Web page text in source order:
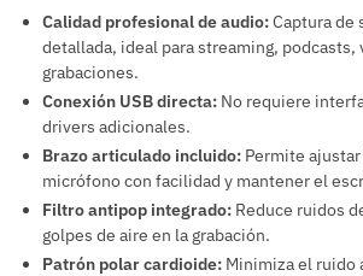
Calidad profesional de audio:Captura de
detallada, ideal para streaming, podcasts,
grabaciones.
Conexión USB directa: No requiere
drivers adicionales.
Brazo articulado incluido: Permite
micrófono con facilidad y mantener el
Filtro antipop integrado: Reduce ruidos
golpes de aire en la grabación.
Patrón polar cardioide: Minimiza el ruido